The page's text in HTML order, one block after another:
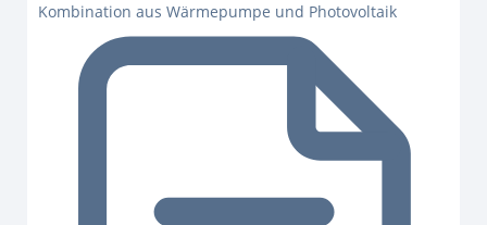
Kombination aus Wärmepumpe und Photovoltaik